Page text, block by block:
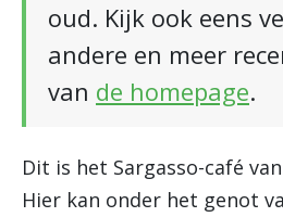
oud. Kijk ook eens
andere en meer
van de homepage.
Dit is het Sargasso-café
Hier kan onder het genot